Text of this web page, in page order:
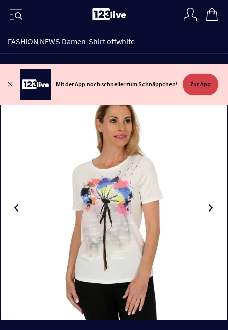
FASHION NEWS Damen-Shirt offwhite
Mit der App noch schneller zum Schnäppchen! Zur App